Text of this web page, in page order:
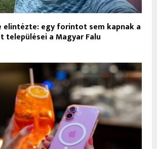
elintézte: egy forintot sem kapnak a
települései a Magyar Falu